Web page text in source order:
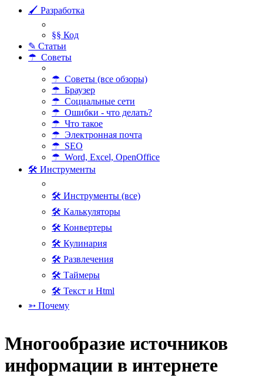
🖌 Разработка
§§ Код
✎ Статьи
☂ Советы
☂ Советы (все обзоры)
☂ Браузер
☂ Социальные сети
☂ Ошибки - что делать?
☂ Что такое
☂ Электронная почта
☂ SEO
☂ Word, Excel, OpenOffice
🛠 Инструменты
🛠 Инструменты (все)
🛠 Калькуляторы
🛠 Конвертеры
🛠 Кулинария
🛠 Развлечения
🛠 Таймеры
🛠 Текст и Html
➳ Почему
Многообразие источников
информации в интернете